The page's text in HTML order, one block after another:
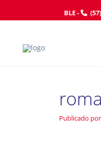
SU INMUEBLE- (57)
Publicado